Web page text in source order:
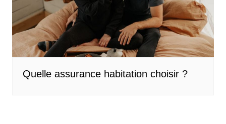
Quelle assurance habitation choisir ?